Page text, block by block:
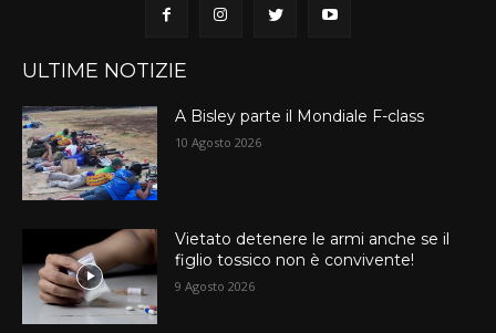
ULTIME NOTIZIE
A Bisley parte il Mondiale F-class
10 Agosto 2026
Vietato detenere le armi anche se il
figlio tossico non è convivente!
9 Agosto 2026